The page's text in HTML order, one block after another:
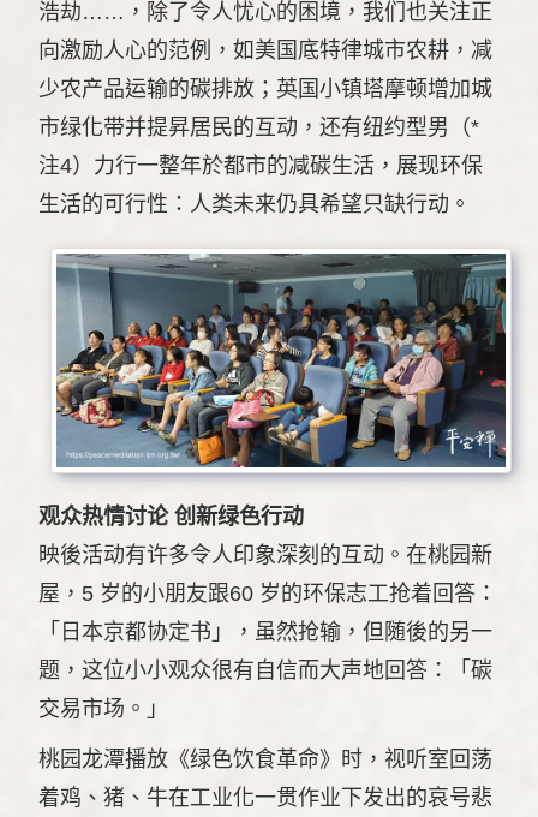
浩劫……，除了令人忧心的困境，我们也关注正
向激励人心的范例，如美国底特律城市农耕，减
少农产品运输的碳排放；英国小镇塔摩顿增加城
市绿化带并提昇居民的互动，还有纽约型男（*
注4）力行一整年於都市的减碳生活，展现环保
生活的可行性：人类未来仍具希望只缺行动。
观众热情讨论 创新绿色行动
映後活动有许多令人印象深刻的互动。在桃园新
屋，5 岁的小朋友跟60 岁的环保志工抢着回答：
「日本京都协定书」，虽然抢输，但随後的另一
题，这位小小观众很有自信而大声地回答：「碳
交易市场。」
桃园龙潭播放《绿色饮食革命》时，视听室回荡
着鸡、猪、牛在工业化一贯作业下发出的哀号悲